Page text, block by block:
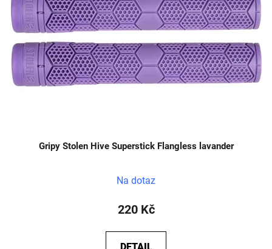
Gripy Stolen Hive Superstick Flangless lavander
Na dotaz
220 Kč